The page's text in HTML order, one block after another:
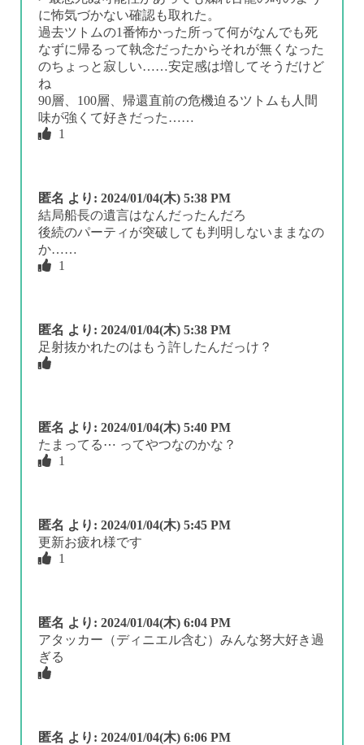
に怖気づかない確認も取れた。
過去ツトムの1番怖かった所って何がなんでも死
なずに帰るって執念だったからそれが無くなった
のちょっと寂しい……安定感は増してそうだけど
ね
90層、100層、帰還直前の危機迫るツトムも人間
味が強くて好きだった……
1
匿名 より: 2024/01/04(木) 5:38 PM
結局船長の遺言はなんだったんだろ
後続のパーティが突破しても判明しないままなの
か……
1
匿名 より: 2024/01/04(木) 5:38 PM
足射抜かれたのはもう許したんだっけ？
匿名 より: 2024/01/04(木) 5:40 PM
たまってる⋯ ってやつなのかな？
1
匿名 より: 2024/01/04(木) 5:45 PM
更新お疲れ様です
1
匿名 より: 2024/01/04(木) 6:04 PM
アタッカー（ディニエル含む）みんな努大好き過
ぎる
匿名 より: 2024/01/04(木) 6:06 PM